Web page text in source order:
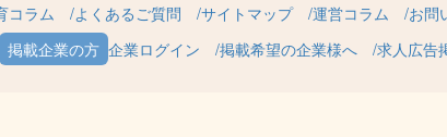
コラム よくあるご質問 サイトマップ 運営コラム
お問
企業ログイン 掲載希望の企業様へ 求人広告